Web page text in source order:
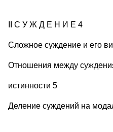
II С У Ж Д Е Н И Е 4
Сложное суждение и его
Отношения между
истинности 5
Деление суждений на